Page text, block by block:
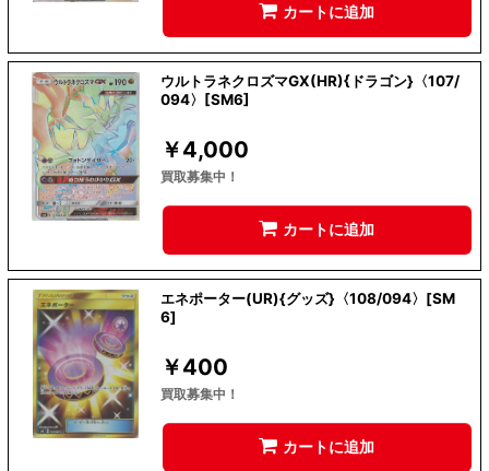
カートに追加
ウルトラネクロズマGX(HR){ドラゴン}〈107/
094〉[SM6]
￥4,000
買取募集中！
カートに追加
エネポーター(UR){グッズ}〈108/094〉[SM
6]
￥400
買取募集中！
カートに追加